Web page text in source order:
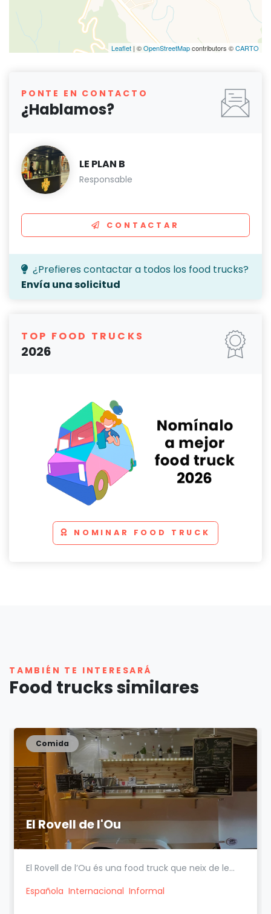
Leaflet | ©OpenStreetMapcontributors ©CARTO
PONTE EN CONTACTO
¿Hablamos?
LE PLAN B
Responsable
CONTACTAR
¿Prefieres contactar a todos los food trucks?
Envía una solicitud
TOP FOOD TRUCKS
2026
NOMINAR FOOD TRUCK
TAMBIÉN TE INTERESARÁ
Food trucks similares
El Rovell de l'Ou
Comida
El Rovell de l’Ou és una food truck que neix de le...
Española Internacional Informal